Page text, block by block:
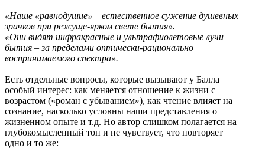
«Наше «равнодушие» – естественное сужение душевных
зрачков при режуще-ярком свете бытия».
«Они видят инфракрасные и ультрафиолетовые лучи
бытия – за пределами оптически-рационально
воспринимаемого спектра».
Есть отдельные вопросы, которые вызывают у Балла
особый интерес: как меняется отношение к жизни с
возрастом («роман с убыванием»), как чтение влияет на
сознание, насколько условны наши представления о
жизненном опыте и т.д. Но автор слишком полагается на
глубокомысленный тон и не чувствует, что повторяет
одно и то же: